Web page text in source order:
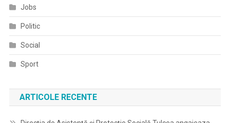
Jobs
Politic
Social
Sport
ARTICOLE RECENTE